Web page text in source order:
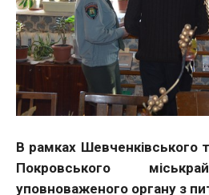
В рамках Шевченківського
Покровського
уповноваженого органу з